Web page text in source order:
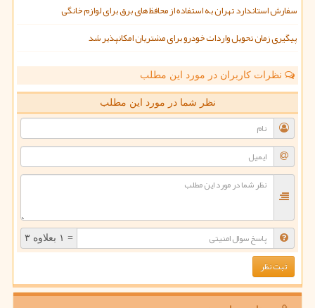
سفارش استاندارد تهران به استفاده از محافظ های برق برای لوازم خانگی
پیگیری زمان تحویل واردات خودرو برای مشتریان امکانپذیر شد
نظرات کاربران در مورد این مطلب
نظر شما در مورد این مطلب
= ۱ بعلاوه ۳